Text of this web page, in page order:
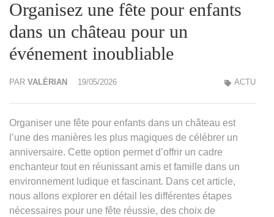
Organisez une fête pour enfants
dans un château pour un
événement inoubliable
PAR VALÉRIAN 19/05/2026 ACTU
Organiser une fête pour enfants dans un château est
l’une des manières les plus magiques de célébrer un
anniversaire. Cette option permet d’offrir un cadre
enchanteur tout en réunissant amis et famille dans un
environnement ludique et fascinant. Dans cet article,
nous allons explorer en détail les différentes étapes
nécessaires pour une fête réussie, des choix de